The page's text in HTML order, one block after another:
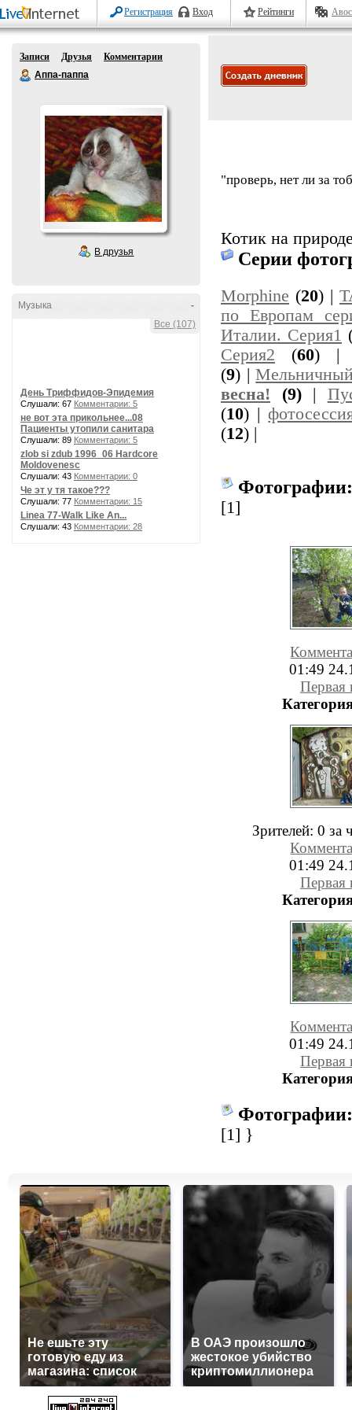
Регистрация Вход Рейтинги
Записи Друзья
Комментарии
Аппа-паппа
В друзья
-
Музыка
Все (107)
День Триффидов-Эпидемия
Слушали: 67 Комментарии: 5
не вот эта прикольнее...08
Пациенты утопили санитара
Слушали: 89 Комментарии: 5
zlob si zdub 1996_06 Hardcore
Moldovenesc
Слушали: 43 Комментарии: 0
Че эт у тя такое???
Слушали: 77 Комментарии: 15
Linea 77-Walk Like An...
Слушали: 43 Комментарии: 28
"проверь, нет ли за
Котик на
Серии
Morphine (20) |
по Европам
Италии. Серия1
Серия2 (60)
(9) |
весна! (9)|
(10) |
(12) |
[1]
01:49
Первая
Зрителей:0 за
01:49
Первая
01:49
Первая
[1] }
Не ешьте эту
готовую еду из
магазина: список
В ОАЭ произошло
жестокое убийство
криптомиллионера